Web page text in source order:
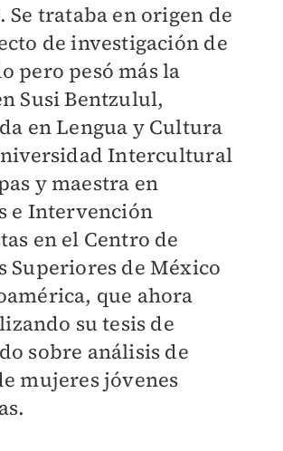
Se trataba en origen de
de investigación de
pero pesó más la
Susi Bentzulul,
en Lengua y Cultura
Intercultural
y maestra en
e Intervención
en el Centro de
Superiores de México
que ahora
su tesis de
sobre análisis de
mujeres jóvenes